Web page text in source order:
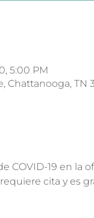
5:00 PM
Chattanooga, TN
COVID-19 en la
cita y es